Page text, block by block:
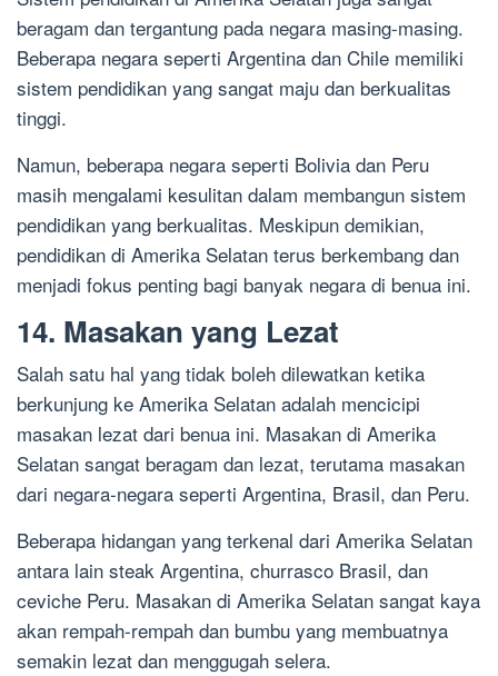
beragam dan tergantung pada negara masing-masing.
Beberapa negara seperti Argentina dan Chile memiliki
sistem pendidikan yang sangat maju dan berkualitas
tinggi.
Namun, beberapa negara seperti Bolivia dan Peru
masih mengalami kesulitan dalam membangun sistem
pendidikan yang berkualitas. Meskipun demikian,
pendidikan di Amerika Selatan terus berkembang dan
menjadi fokus penting bagi banyak negara di benua ini.
14. Masakan yang Lezat
Salah satu hal yang tidak boleh dilewatkan ketika
berkunjung ke Amerika Selatan adalah mencicipi
masakan lezat dari benua ini. Masakan di Amerika
Selatan sangat beragam dan lezat, terutama masakan
dari negara-negara seperti Argentina, Brasil, dan Peru.
Beberapa hidangan yang terkenal dari Amerika Selatan
antara lain steak Argentina, churrasco Brasil, dan
ceviche Peru. Masakan di Amerika Selatan sangat kaya
akan rempah-rempah dan bumbu yang membuatnya
semakin lezat dan menggugah selera.